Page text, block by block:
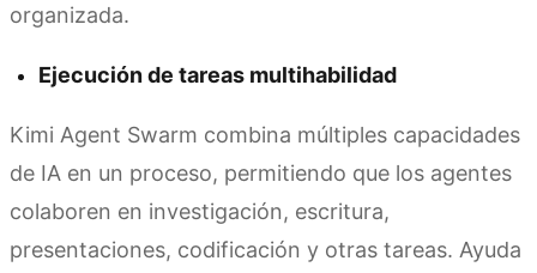
organizada.
Ejecución de tareas multihabilidad
Kimi Agent Swarm combina múltiples capacidades
de IA en un proceso, permitiendo que los agentes
colaboren en investigación, escritura,
presentaciones, codificación y otras tareas. Ayuda